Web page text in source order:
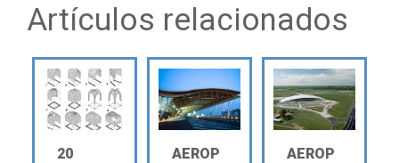
Artículos relacionados
20
AEROP
AEROP